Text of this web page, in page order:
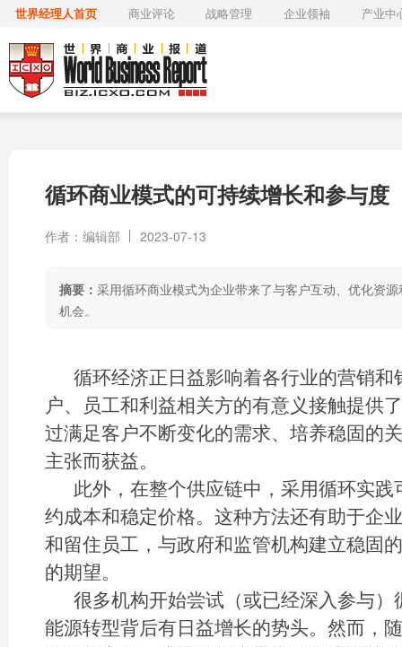
世界经理人首页 商业评论 战略管理 企业领袖 产业中
循环商业模式的可持续增长和参与度
作者：编辑部 2023-07-13
摘要： 采用循环商业模式为企业带来了与客户互动、优化资
机会。
循环经济正日益影响着各行业的营销
户、员工和利益相关方的有意义接触提供
过满足客户不断变化的需求、培养稳固的
主张而获益。
此外，在整个供应链中，采用循环实
约成本和稳定价格。这种方法还有助于企
和留住员工，与政府和监管机构建立稳固
的期望。
很多机构开始尝试（或已经深入参与
能源转型背后有日益增长的势头。然而，